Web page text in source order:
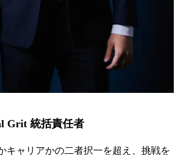
Grit 統括責任者
キャリアかの二者択一を超え、挑戦を